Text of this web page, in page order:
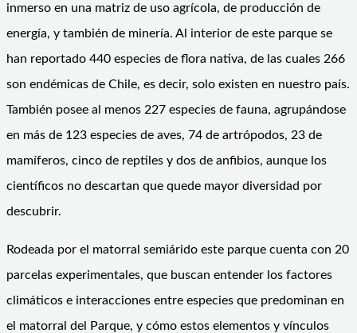
inmerso en una matriz de uso agrícola, de producción de
energía, y también de minería. Al interior de este parque se
han reportado 440 especies de flora nativa, de las cuales 266
son endémicas de Chile, es decir, solo existen en nuestro país.
También posee al menos 227 especies de fauna, agrupándose
en más de 123 especies de aves, 74 de artrópodos, 23 de
mamíferos, cinco de reptiles y dos de anfibios, aunque los
científicos no descartan que quede mayor diversidad por
descubrir.
Rodeada por el matorral semiárido este parque cuenta con 20
parcelas experimentales, que buscan entender los factores
climáticos e interacciones entre especies que predominan en
el matorral del Parque, y cómo estos elementos y vínculos